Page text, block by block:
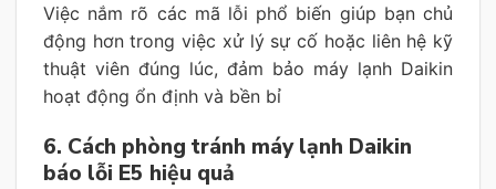
Việc nắm rõ các mã lỗi phổ biến giúp bạn chủ
động hơn trong việc xử lý sự cố hoặc liên hệ kỹ
thuật viên đúng lúc, đảm bảo máy lạnh Daikin
hoạt động ổn định và bền bỉ
6. Cách phòng tránh máy lạnh Daikin
báo lỗi E5 hiệu quả